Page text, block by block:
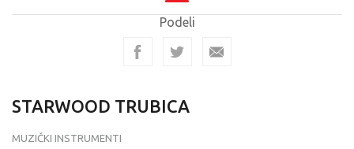
Podeli
STARWOOD TRUBICA
MUZIČKI INSTRUMENTI